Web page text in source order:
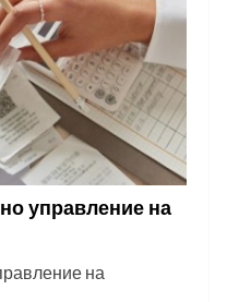
управление на
на